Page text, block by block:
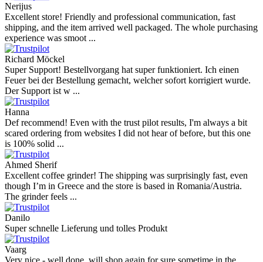
Nerijus
Excellent store! Friendly and professional communication, fast
shipping, and the item arrived well packaged. The whole purchasing
experience was smoot ...
Richard Möckel
Super Support! Bestellvorgang hat super funktioniert. Ich einen
Feuer bei der Bestellung gemacht, welcher sofort korrigiert wurde.
Der Support ist w ...
Hanna
Def recommend! Even with the trust pilot results, I'm always a bit
scared ordering from websites I did not hear of before, but this one
is 100% solid ...
Ahmed Sherif
Excellent coffee grinder! The shipping was surprisingly fast, even
though I’m in Greece and the store is based in Romania/Austria.
The grinder feels ...
Danilo
Super schnelle Lieferung und tolles Produkt
Vaarg